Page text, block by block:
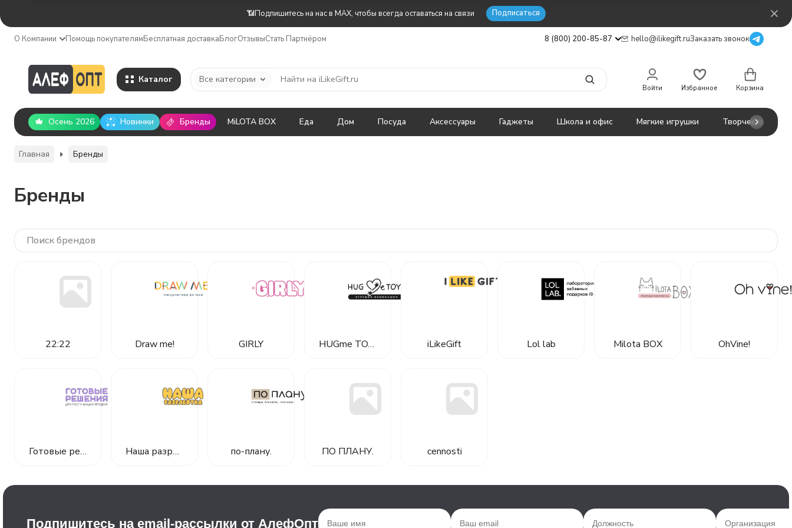
📶Подпишитесь на нас в MAX, чтобы всегда оставаться на связи Подписаться
О Компании Помощь покупателямБесплатная доставкаБлогОтзывыСтать Партнёром 8 (800) 200-85-87 hello@ilikegift.ruЗаказать звонок
Каталог Все категории
Войти Избранное Корзина
Осень 2026 Новинки Бренды MiLOTA BOX Еда Дом Посуда Аксессуары Гаджеты Школа и офис Мягкие игрушки Творчество
Главная Бренды
Бренды
22:22 Draw me! GIRLY HUGme TOYS iLikeGift Lol lab Milota BOX OhVine!
Готовые решения Наша разработка по-плану. ПО ПЛАНУ. cennosti
Подпишитесь на email-рассылки от АлефОпт